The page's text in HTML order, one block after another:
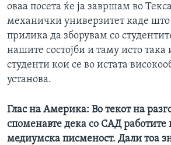
оваа посета ќе ја завршам во
механички универзитет каде
прилика да зборувам со
нашите состојби и таму исто така
студенти кои се во истата
установа.
Глас на Америка: Во текот на
споменавте дека со САД работите
медиумска писменост. Дали тоа